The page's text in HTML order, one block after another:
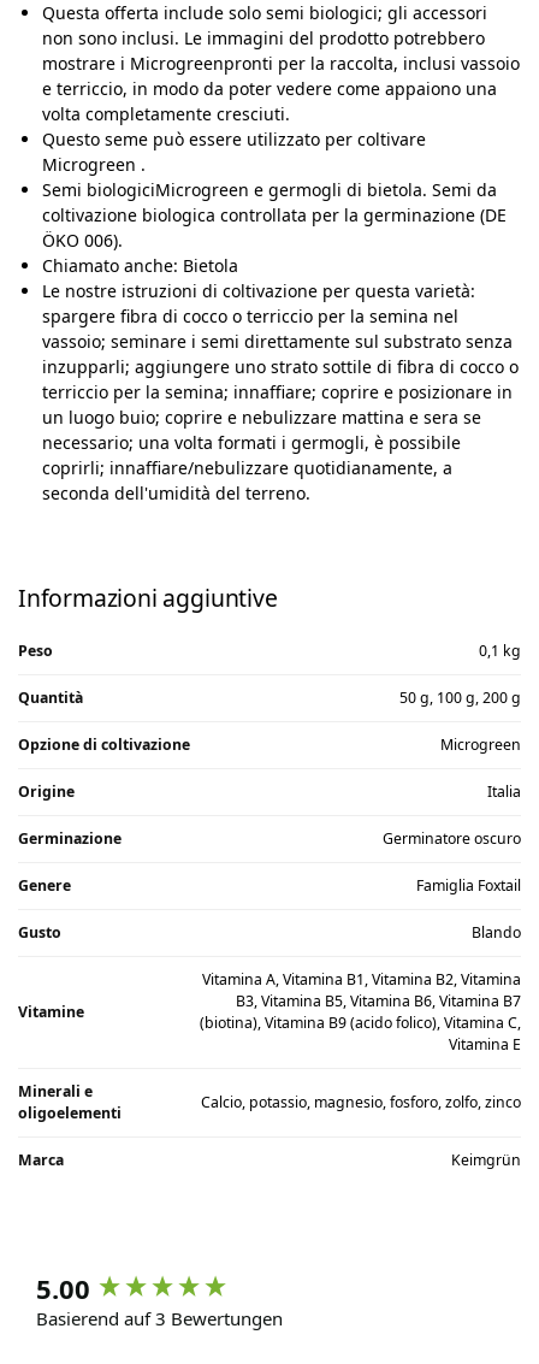
Questa offerta include solo semi biologici; gli accessori
non sono inclusi. Le immagini del prodotto potrebbero
mostrare i Microgreenpronti per la raccolta, inclusi vassoio
e terriccio, in modo da poter vedere come appaiono una
volta completamente cresciuti.
Questo seme può essere utilizzato per coltivare
Microgreen .
Semi biologiciMicrogreen e germogli di bietola. Semi da
coltivazione biologica controllata per la germinazione (DE
ÖKO 006).
Chiamato anche: Bietola
Le nostre istruzioni di coltivazione per questa varietà:
spargere fibra di cocco o terriccio per la semina nel
vassoio; seminare i semi direttamente sul substrato senza
inzupparli; aggiungere uno strato sottile di fibra di cocco o
terriccio per la semina; innaffiare; coprire e posizionare in
un luogo buio; coprire e nebulizzare mattina e sera se
necessario; una volta formati i germogli, è possibile
coprirli; innaffiare/nebulizzare quotidianamente, a
seconda dell'umidità del terreno.
Informazioni aggiuntive
Peso 0,1 kg
Quantità 50 g, 100 g, 200 g
Opzione di coltivazione Microgreen
Origine Italia
Germinazione Germinatore oscuro
Genere Famiglia Foxtail
Gusto Blando
Vitamine
Vitamina A, Vitamina B1, Vitamina B2, Vitamina
B3, Vitamina B5, Vitamina B6, Vitamina B7
(biotina), Vitamina B9 (acido folico), Vitamina C,
Vitamina E
Minerali e
oligoelementi
Calcio, potassio, magnesio, fosforo, zolfo, zinco
Marca Keimgrün
5.00
Basierend auf 3 Bewertungen